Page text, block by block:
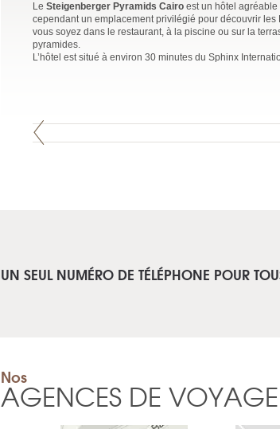
Le Steigenberger Pyramids Cairo est un hôtel
cependant un emplacement privilégié pour découvrir
vous soyez dans le restaurant, à la piscine ou sur la
pyramides.
L’hôtel est situé à environ 30 minutes du Sphinx
UN SEUL NUMÉRO DE TÉLÉPHONE POUR
Nos
AGENCES DE VOYAGE